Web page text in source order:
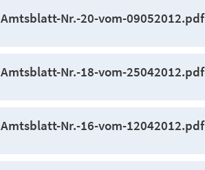
Amtsblatt-Nr.-20-vom-09052012.pdf
Amtsblatt-Nr.-18-vom-25042012.pdf
Amtsblatt-Nr.-16-vom-12042012.pdf